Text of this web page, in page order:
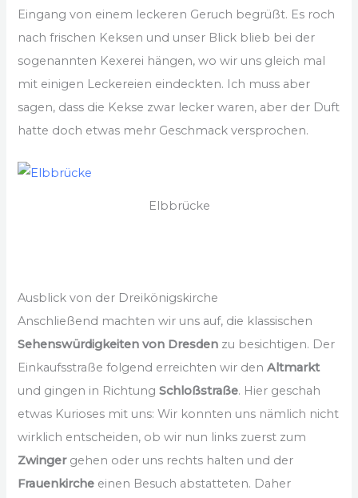
Eingang von einem leckeren Geruch begrüßt. Es roch
nach frischen Keksen und unser Blick blieb bei der
sogenannten Kexerei hängen, wo wir uns gleich mal
mit einigen Leckereien eindeckten. Ich muss aber
sagen, dass die Kekse zwar lecker waren, aber der Duft
hatte doch etwas mehr Geschmack versprochen.
Elbbrücke
Ausblick von der Dreikönigskirche
Anschließend machten wir uns auf, die klassischen
Sehenswürdigkeiten von Dresden zu besichtigen. Der
Einkaufsstraße folgend erreichten wir denAltmarkt
und gingen in RichtungSchloßstraße. Hier geschah
etwas Kurioses mit uns: Wir konnten uns nämlich nicht
wirklich entscheiden, ob wir nun links zuerst zum
Zwingergehen oder uns rechts halten und der
Frauenkirche einen Besuch abstatteten. Daher